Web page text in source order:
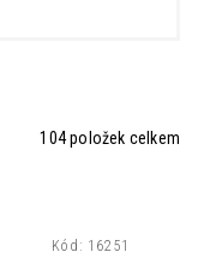
104položek celkem
Kód: 16251